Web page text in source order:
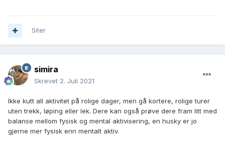
Siter
simira
Skrevet 2. Juli 2021
Ikke kutt all aktivitet på rolige dager, men gå kortere, rolige turer
uten trekk, løping eller lek. Dere kan også prøve dere fram litt med
balanse mellom fysisk og mental aktivisering, en husky er jo
gjerne mer fysisk enn mentalt aktiv.